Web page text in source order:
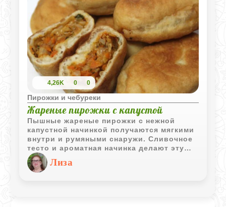
4,26K 0 0
Пирожки и чебуреки
Жареные пирожки с капустой
Пышные жареные пирожки с нежной
капустной начинкой получаются мягкими
внутри и румяными снаружи. Сливочное
тесто и ароматная начинка делают эту
домашнюю выпечку особенно уютной и
вкусной.
Лиза